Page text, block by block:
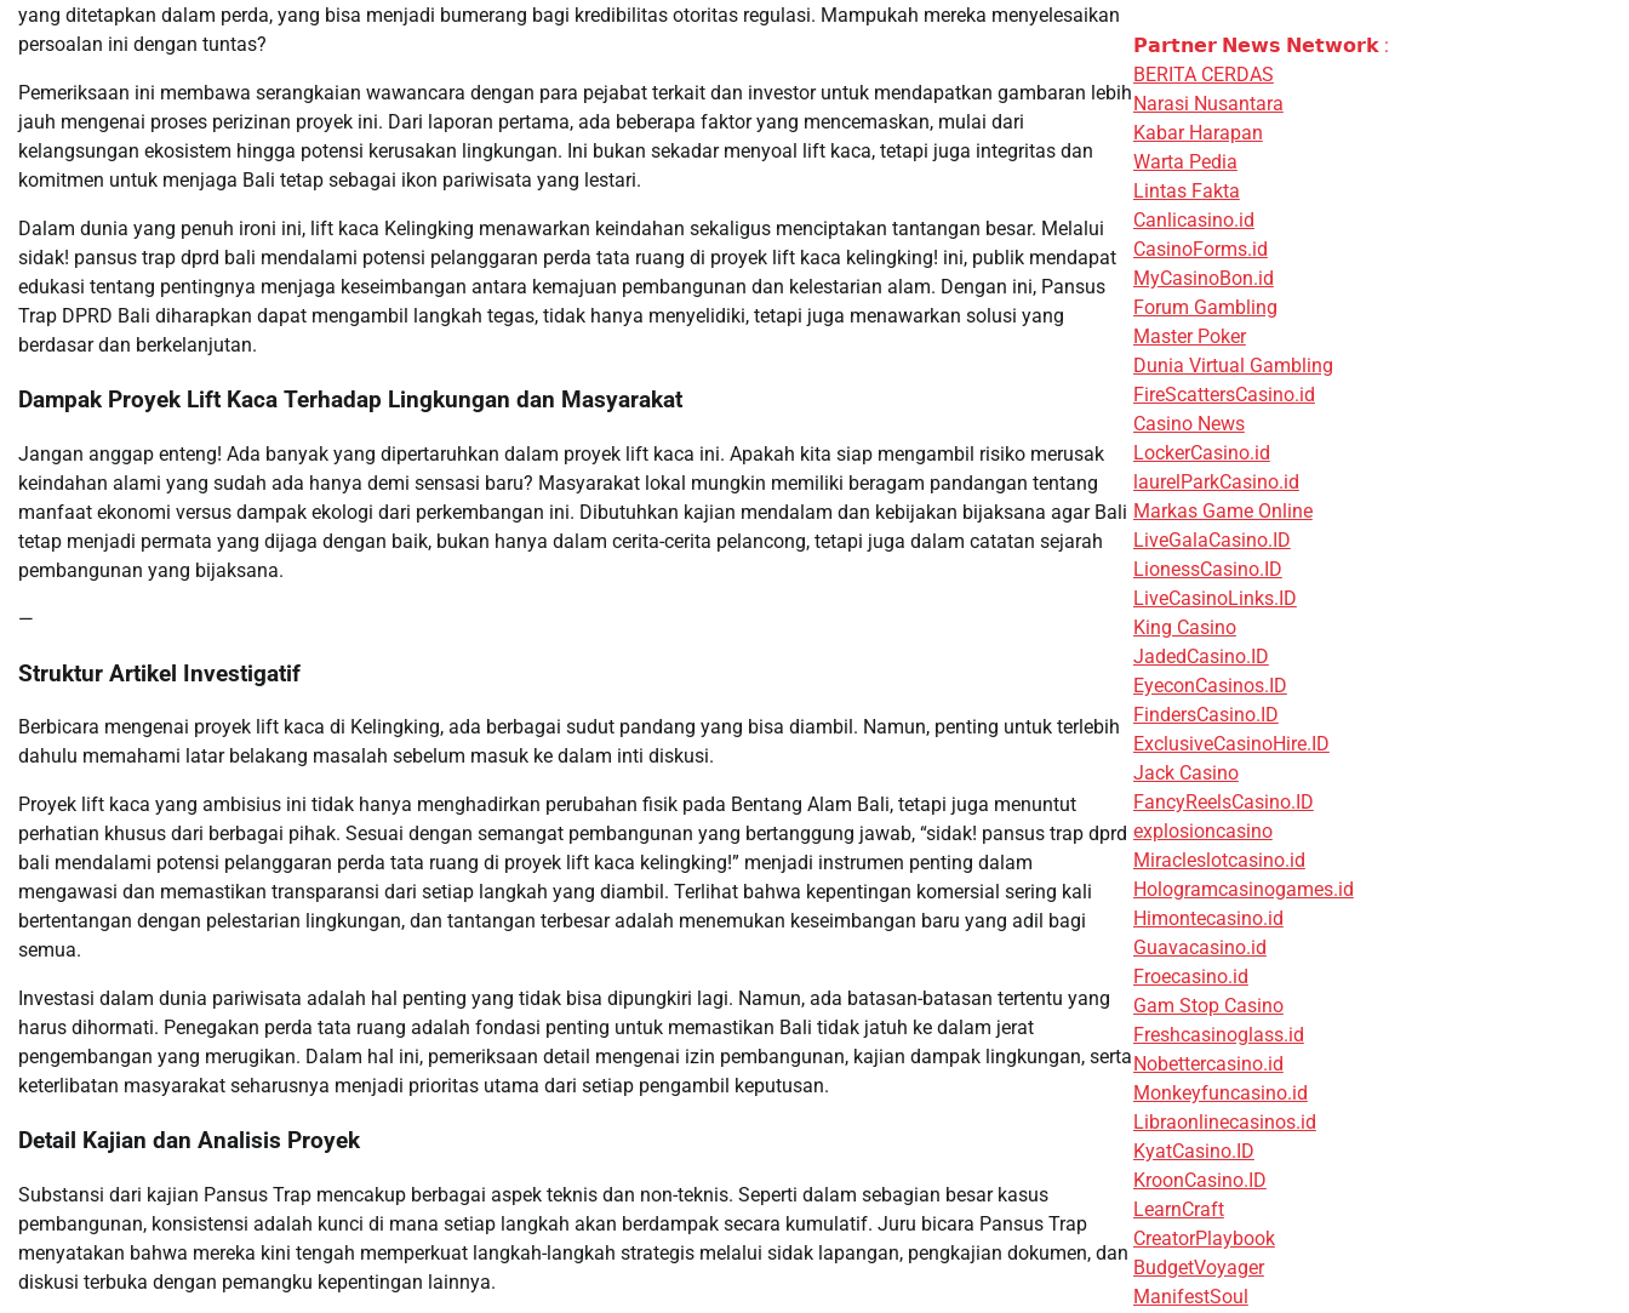
yang ditetapkan dalam perda, yang bisa menjadi bumerang bagi kredibilitas otoritas regulasi. Mampukah mereka menyelesaikan
persoalan ini dengan tuntas?
Pemeriksaan ini membawa serangkaian wawancara dengan para pejabat terkait dan investor untuk mendapatkan gambaran lebih
jauh mengenai proses perizinan proyek ini. Dari laporan pertama, ada beberapa faktor yang mencemaskan, mulai dari
kelangsungan ekosistem hingga potensi kerusakan lingkungan. Ini bukan sekadar menyoal lift kaca, tetapi juga integritas dan
komitmen untuk menjaga Bali tetap sebagai ikon pariwisata yang lestari.
Dalam dunia yang penuh ironi ini, lift kaca Kelingking menawarkan keindahan sekaligus menciptakan tantangan besar. Melalui
sidak! pansus trap dprd bali mendalami potensi pelanggaran perda tata ruang di proyek lift kaca kelingking! ini, publik mendapat
edukasi tentang pentingnya menjaga keseimbangan antara kemajuan pembangunan dan kelestarian alam. Dengan ini, Pansus
Trap DPRD Bali diharapkan dapat mengambil langkah tegas, tidak hanya menyelidiki, tetapi juga menawarkan solusi yang
berdasar dan berkelanjutan.
Dampak Proyek Lift Kaca Terhadap Lingkungan dan Masyarakat
Jangan anggap enteng! Ada banyak yang dipertaruhkan dalam proyek lift kaca ini. Apakah kita siap mengambil risiko merusak
keindahan alami yang sudah ada hanya demi sensasi baru? Masyarakat lokal mungkin memiliki beragam pandangan tentang
manfaat ekonomi versus dampak ekologi dari perkembangan ini. Dibutuhkan kajian mendalam dan kebijakan bijaksana agar Bali
tetap menjadi permata yang dijaga dengan baik, bukan hanya dalam cerita-cerita pelancong, tetapi juga dalam catatan sejarah
pembangunan yang bijaksana.
—
Struktur Artikel Investigatif
Berbicara mengenai proyek lift kaca di Kelingking, ada berbagai sudut pandang yang bisa diambil. Namun, penting untuk terlebih
dahulu memahami latar belakang masalah sebelum masuk ke dalam inti diskusi.
Proyek lift kaca yang ambisius ini tidak hanya menghadirkan perubahan fisik pada Bentang Alam Bali, tetapi juga menuntut
perhatian khusus dari berbagai pihak. Sesuai dengan semangat pembangunan yang bertanggung jawab, “sidak! pansus trap dprd
bali mendalami potensi pelanggaran perda tata ruang di proyek lift kaca kelingking!” menjadi instrumen penting dalam
mengawasi dan memastikan transparansi dari setiap langkah yang diambil. Terlihat bahwa kepentingan komersial sering kali
bertentangan dengan pelestarian lingkungan, dan tantangan terbesar adalah menemukan keseimbangan baru yang adil bagi
semua.
Investasi dalam dunia pariwisata adalah hal penting yang tidak bisa dipungkiri lagi. Namun, ada batasan-batasan tertentu yang
harus dihormati. Penegakan perda tata ruang adalah fondasi penting untuk memastikan Bali tidak jatuh ke dalam jerat
pengembangan yang merugikan. Dalam hal ini, pemeriksaan detail mengenai izin pembangunan, kajian dampak lingkungan, serta
keterlibatan masyarakat seharusnya menjadi prioritas utama dari setiap pengambil keputusan.
Detail Kajian dan Analisis Proyek
Substansi dari kajian Pansus Trap mencakup berbagai aspek teknis dan non-teknis. Seperti dalam sebagian besar kasus
pembangunan, konsistensi adalah kunci di mana setiap langkah akan berdampak secara kumulatif. Juru bicara Pansus Trap
menyatakan bahwa mereka kini tengah memperkuat langkah-langkah strategis melalui sidak lapangan, pengkajian dokumen, dan
diskusi terbuka dengan pemangku kepentingan lainnya.
𝗣𝗮𝗿𝘁𝗻𝗲𝗿 𝗡𝗲𝘄𝘀 𝗡𝗲𝘁𝘄𝗼𝗿𝗸 :
BERITA CERDAS
Narasi Nusantara
Kabar Harapan
Warta Pedia
Lintas Fakta
Canlicasino.id
CasinoForms.id
MyCasinoBon.id
Forum Gambling
Master Poker
Dunia Virtual Gambling
FireScattersCasino.id
Casino News
LockerCasino.id
laurelParkCasino.id
Markas Game Online
LiveGalaCasino.ID
LionessCasino.ID
LiveCasinoLinks.ID
King Casino
JadedCasino.ID
EyeconCasinos.ID
FindersCasino.ID
ExclusiveCasinoHire.ID
Jack Casino
FancyReelsCasino.ID
explosioncasino
Miracleslotcasino.id
Hologramcasinogames.id
Himontecasino.id
Guavacasino.id
Froecasino.id
Gam Stop Casino
Freshcasinoglass.id
Nobettercasino.id
Monkeyfuncasino.id
Libraonlinecasinos.id
KyatCasino.ID
KroonCasino.ID
LearnCraft
CreatorPlaybook
BudgetVoyager
ManifestSoul